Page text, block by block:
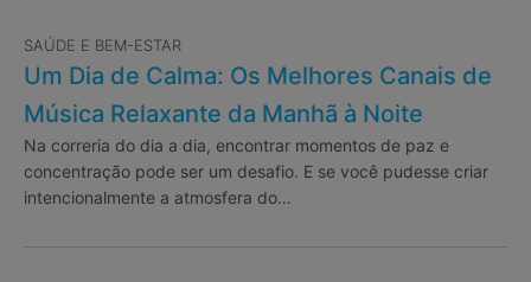
SAÚDE E BEM-ESTAR
Um Dia de Calma: Os Melhores Canais de
Música Relaxante da Manhã à Noite
Na correria do dia a dia, encontrar momentos de paz e
concentração pode ser um desafio. E se você pudesse criar
intencionalmente a atmosfera do…